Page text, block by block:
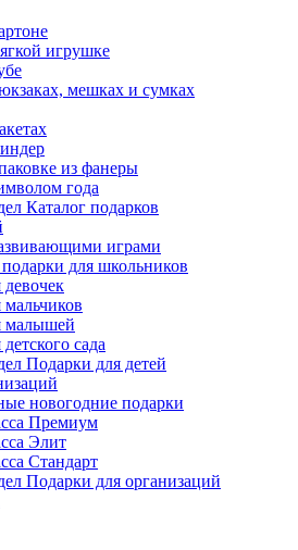
игрушке
мешках и сумках
из фанеры
года
Каталог подарков
играми
для школьников
малышей
сада
Подарки для детей
новогодние подарки
Премиум
Элит
Стандарт
Подарки для организаций